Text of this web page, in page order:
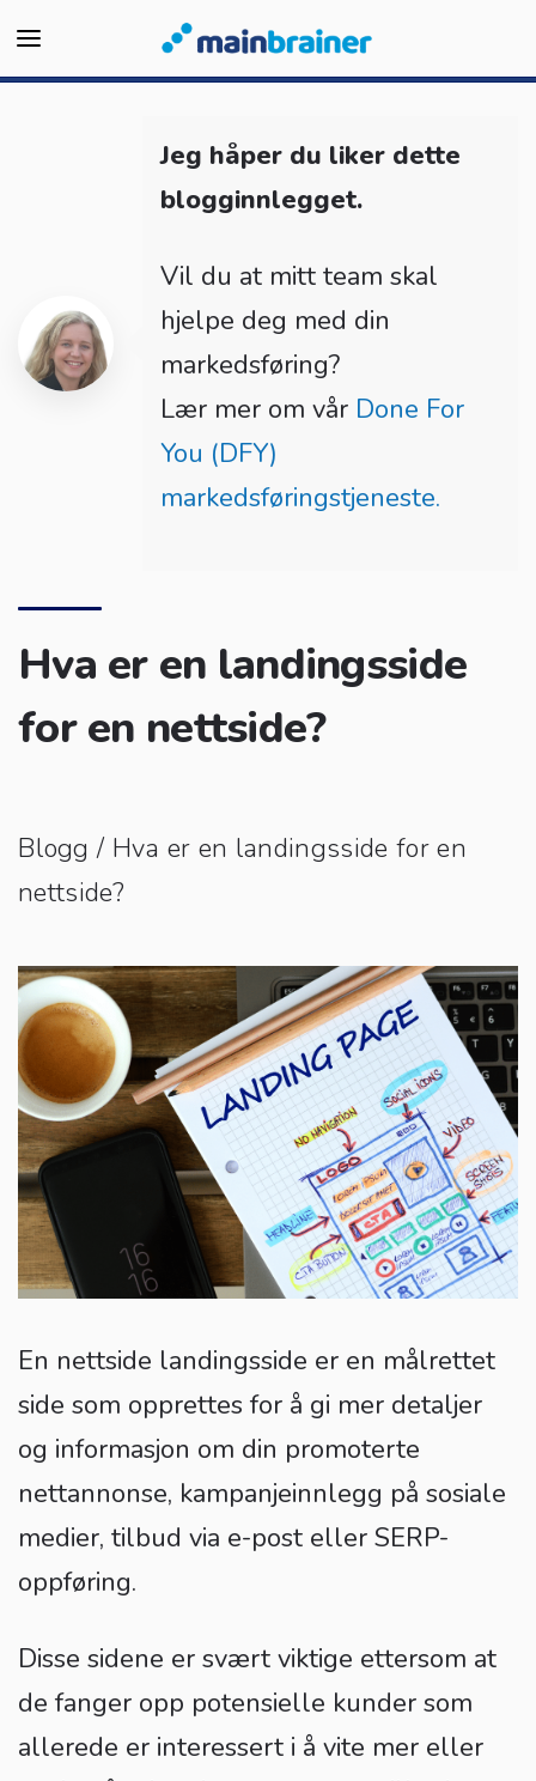
Jeg håper du liker dette
blogginnlegget.
Vil du at mitt team skal
hjelpe deg med din
markedsføring?
Lær mer om vår Done For
You (DFY)
markedsføringstjeneste.
Hva er en landingsside
for en nettside?
Blogg / Hva er en landingsside for en
nettside?
En nettside landingsside er en målrettet
side som opprettes for å gi mer detaljer
og informasjon om din promoterte
nettannonse, kampanjeinnlegg på sosiale
medier, tilbud via e-post eller SERP-
oppføring.
Disse sidene er svært viktige ettersom at
de fanger opp potensielle kunder som
allerede er interessert i å vite mer eller